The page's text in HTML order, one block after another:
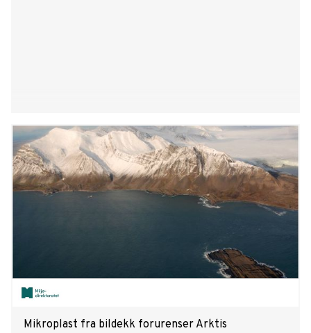
Mikroplast fra bildekk forurenser Arktis